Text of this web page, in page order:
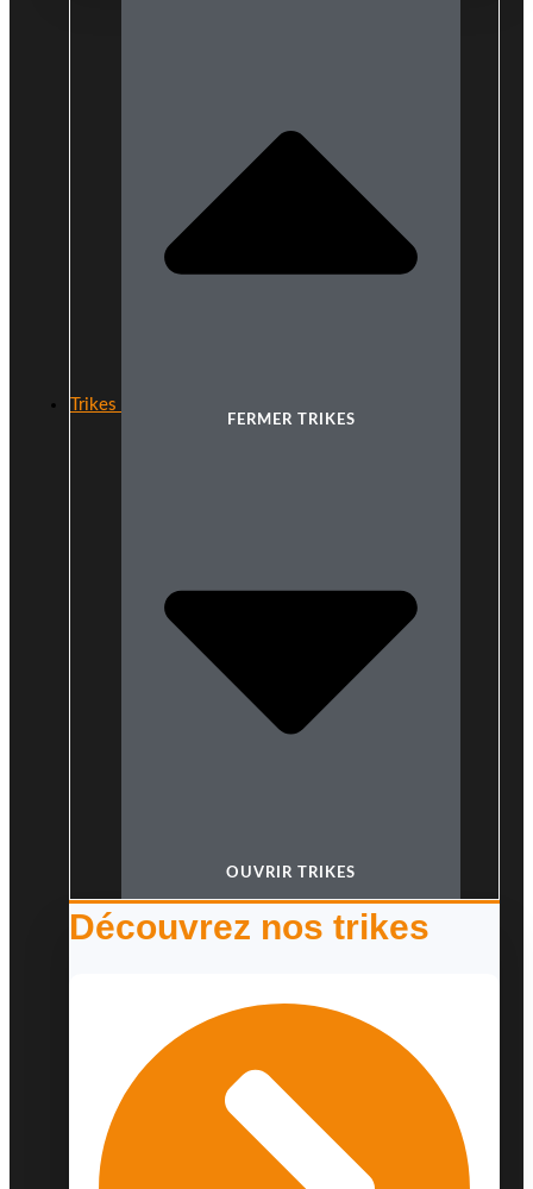
Trikes
FERMER TRIKES
OUVRIR TRIKES
Découvrez nos trikes